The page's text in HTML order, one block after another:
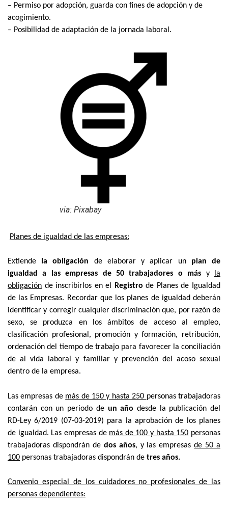
– Permiso por adopción, guarda con fines de adopción y de
acogimiento.
– Posibilidad de adaptación de la jornada laboral.
via: Pixabay
Planes de igualdad de las empresas:
Extiende la obligación de elaborar y aplicar un plan de
igualdad a las empresas de 50 trabajadores o más y la
obligación de inscribirlos en el Registro de Planes de Igualdad
de las Empresas. Recordar que los planes de igualdad deberán
identificar y corregir cualquier discriminación que, por razón de
sexo, se produzca en los ámbitos de acceso al empleo,
clasificación profesional, promoción y formación, retribución,
ordenación del tiempo de trabajo para favorecer la conciliación
de al vida laboral y familiar y prevención del acoso sexual
dentro de la empresa.
Las empresas de más de 150 y hasta 250 personas trabajadoras
contarán con un periodo de un año desde la publicación del
RD-Ley 6/2019 (07-03-2019) para la aprobación de los planes
de igualdad. Las empresas de más de 100 y hasta 150 personas
trabajadoras dispondrán de dos años, y las empresasde 50 a
100 personas trabajadoras dispondrán de tres años.
Convenio especial de los cuidadores no profesionales de las
personas dependientes: